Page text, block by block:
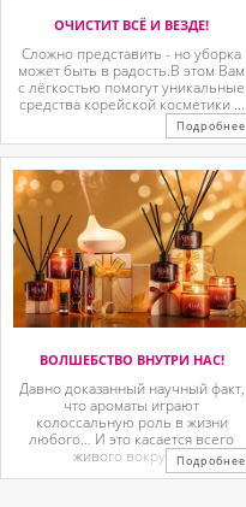
ОЧИСТИТ ВСЁ И ВЕЗДЕ!
Сложно представить - но уборка
может быть в радость.В этом Вам
с лёгкостью помогут уникальные
средства корейской косметики ...
Подробнее
ВОЛШЕБСТВО ВНУТРИ НАС!
Давно доказанный научный факт,
что ароматы играют
колоссальную роль в жизни
любого… И это касается всего
живого вокруг. ...Подробнее